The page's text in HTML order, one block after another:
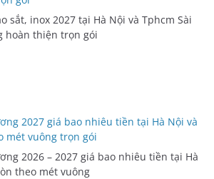
sắt, inox 2027 tại Hà Nội và Tphcm Sài
hoàn thiện trọn gói
2027 giá bao nhiêu tiền tại Hà Nội và
mét vuông trọn gói
2026 – 2027 giá bao nhiêu tiền tại Hà
theo mét vuông